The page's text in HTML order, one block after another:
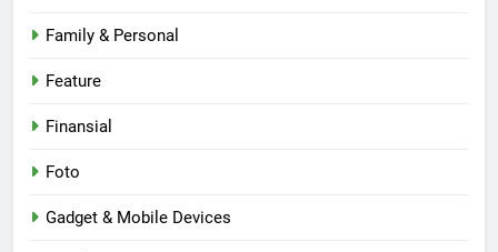
Family & Personal
Feature
Finansial
Foto
Gadget & Mobile Devices